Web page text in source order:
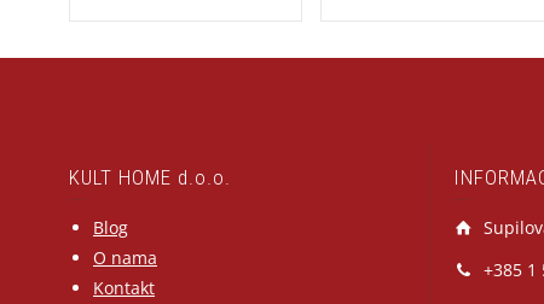
KULT HOME d.o.o.
Blog
O nama
Kontakt
+385 1